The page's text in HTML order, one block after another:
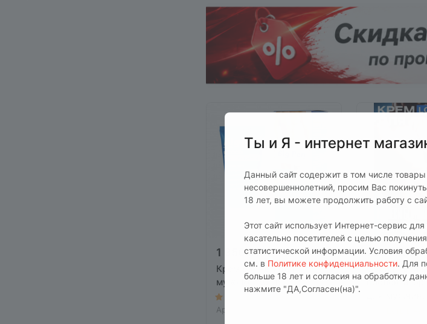
1 350 руб.
Крем Big Pen для
мужчин, 50 гр
Есть в наличии
Арт.
795 руб.
Серия Ты и
пролонгатор
Ты и Я - интернет
Данный сайт содержит в том числе
несовершеннолетний, просим Вас
18 лет, вы можете продолжить работу с
Этот сайт использует Интернет-сервис
касательно посетителей с целью
статистической информации. Условия
см. в Политике конфиденциальности. Для
больше 18 лет и согласия на обработку
нажмите "ДА,Согласен(на)".